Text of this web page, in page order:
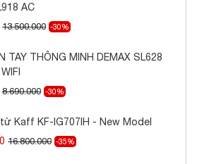
AC
13.500.000 -30%
TAY THÔNG MINH DEMAX SL628
8.690.000 -30%
Kaff KF-IG707IH - New Model
16.800.000 -35%